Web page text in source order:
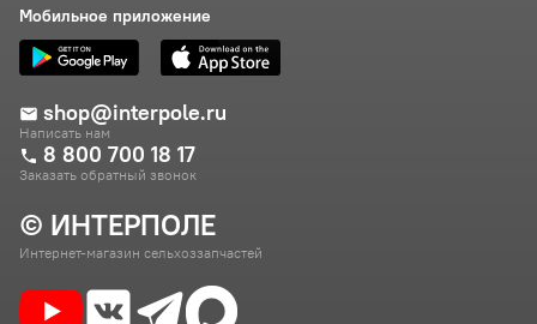
© ИНТЕРПОЛЕ
Интернет-магазин сельхоззапчастей
Мобильное приложение
shop@interpole.ru
Написать нам
8 800 700 18 17
Заказать обратный звонок